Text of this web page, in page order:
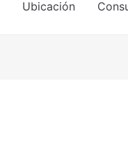
Ubicación